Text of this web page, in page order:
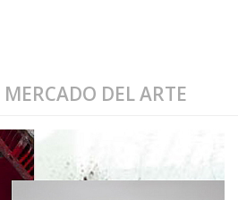
MERCADO DEL ARTE